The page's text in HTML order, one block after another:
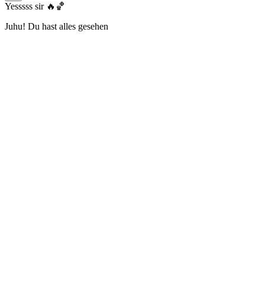
Yesssss sir 🔥🏀
Juhu! Du hast alles gesehen